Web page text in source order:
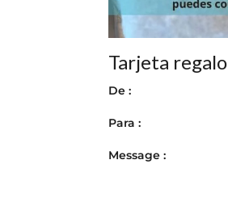
Tarjeta regalo
De :
Para :
Message :